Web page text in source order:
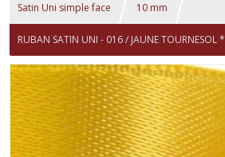
Satin Uni simple face 10 mm
RUBAN SATIN UNI - 016 / JAUNE
simple face, Mariage, fêtes, noeuds -